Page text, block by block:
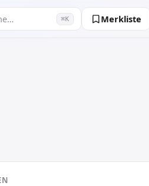
⌘K Merkliste